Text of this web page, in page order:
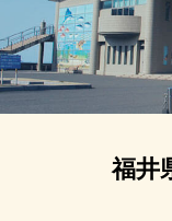
福井